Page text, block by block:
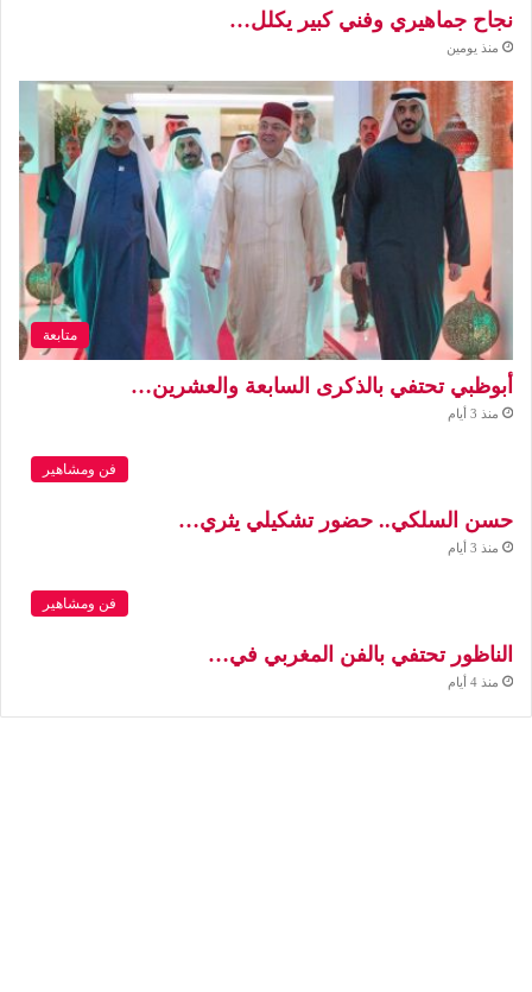
نجاح جماهيري وفني كبير يكلل…
منذ يومين
متابعة
أبوظبي تحتفي بالذكرى السابعة والعشرين…
منذ 3 أيام
فن ومشاهير
حسن السلكي.. حضور تشكيلي يثري…
منذ 3 أيام
فن ومشاهير
الناظور تحتفي بالفن المغربي في…
منذ 4 أيام